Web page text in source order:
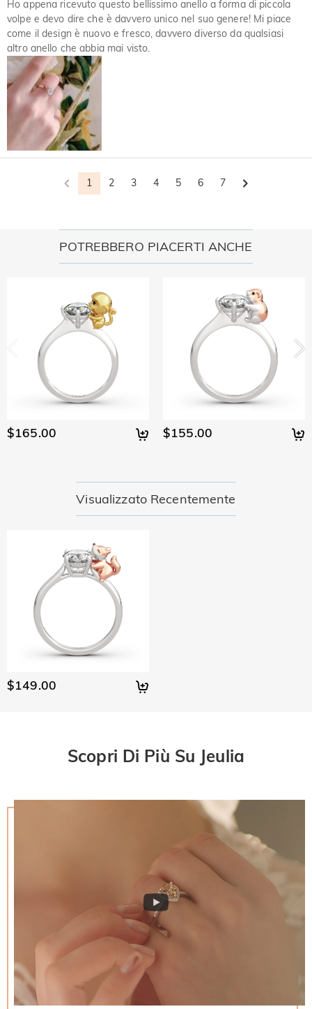
Ho appena ricevuto questo bellissimo anello a forma di piccola
volpe e devo dire che è davvero unico nel suo genere! Mi piace
come il design è nuovo e fresco, davvero diverso da qualsiasi
altro anello che abbia mai visto.
1 2 3 4 5 6 7
POTREBBERO PIACERTI ANCHE
$165.00 $155.00
Visualizzato Recentemente
$149.00
Scopri Di Più Su Jeulia